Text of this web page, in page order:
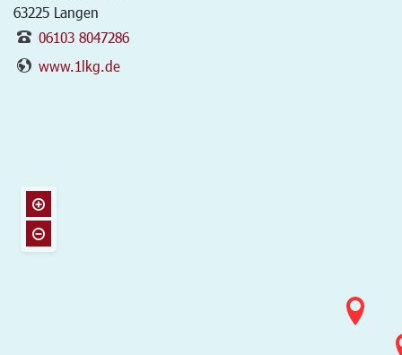
63225 Langen
06103 8047286
www.1lkg.de